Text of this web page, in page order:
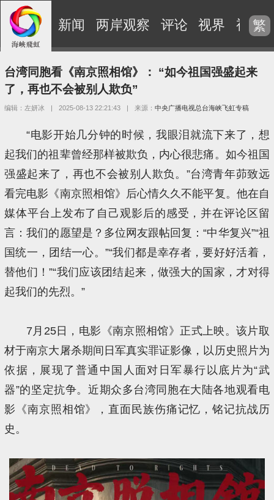
新闻 两岸观察 评论 视界 视频
繁
台湾同胞看《南京照相馆》： “如今祖国强盛起来
了，再也不会被别人欺负”
编辑：左妍冰 | 2025-08-13 22:21:43 | 来源：中央广播电视总台海峡飞虹专稿
“电影开始几分钟的时候，我眼泪就流下来了，想
起我们的祖辈曾经那样被欺负，内心很悲痛。如今祖国
强盛起来了，再也不会被别人欺负。”台湾青年茆致远
看完电影《南京照相馆》后心情久久不能平复。他在自
媒体平台上发布了自己观影后的感受，并在评论区留
言：我们的愿望是？多位网友跟帖回复：“中华复兴”“祖
国统一，团结一心。”“我们都是幸存者，要好好活着，
替他们！”“我们应该团结起来，做强大的国家，才对得
起我们的先烈。”
7月25日，电影《南京照相馆》正式上映。该片取
材于南京大屠杀期间日军真实罪证影像，以历史照片为
依据，展现了普通中国人面对日军暴行以底片为“武
器”的坚定抗争。近期众多台湾同胞在大陆各地观看电
影《南京照相馆》，直面民族伤痛记忆，铭记抗战历
史。